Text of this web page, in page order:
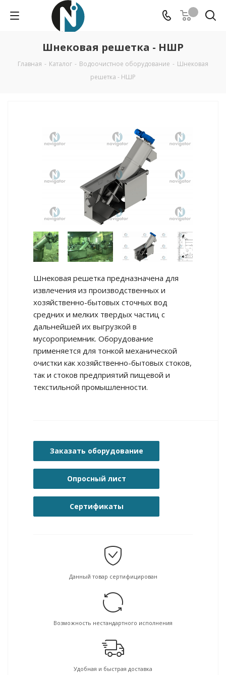
Шнековая решетка - НШР
Главная - Каталог - Водоочистное оборудование - Шнековая
решетка - НШР
Шнековая решетка предназначена для
извлечения из производственных и
хозяйственно-бытовых сточных вод
средних и мелких твердых частиц с
дальнейшей их выгрузкой в
мусороприемник. Оборудование
применяется для тонкой механической
очистки как хозяйственно-бытовых стоков,
так и стоков предприятий пищевой и
текстильной промышленности.
Заказать оборудование
Опросный лист
Сертификаты
Данный товар сертифицирован
Возможность нестандартного исполнения
Удобная и быстрая доставка